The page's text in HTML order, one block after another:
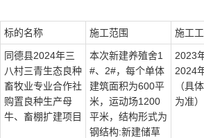
标的名称 施工范围 施工
同德县2024年三
八村三青生态良种
畜牧业专业合作社
购置良种生产母
牛、畜棚扩建项目
本次新建养殖舍1
#、2#，每个单体
建筑面积为600平
米，运动场1200
平米，结构形式为
钢结构:新建储草
2023
2024
（具
为准）